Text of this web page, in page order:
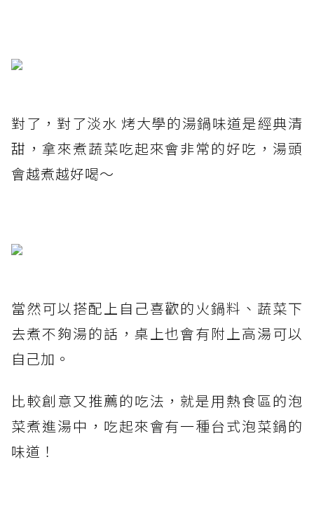
對了，對了淡水 烤大學的湯鍋味道是經典清
甜，拿來煮蔬菜吃起來會非常的好吃，湯頭
會越煮越好喝～
當然可以搭配上自己喜歡的火鍋料、蔬菜下
去煮不夠湯的話，桌上也會有附上高湯可以
自己加。
比較創意又推薦的吃法，就是用熱食區的泡
菜煮進湯中，吃起來會有一種台式泡菜鍋的
味道！